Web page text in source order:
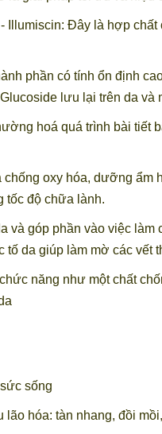
Illumiscin: Đây là hợp
phần có tính ổn định
lưu lại trên da
hoá quá trình bài
oxy hóa, dưỡng
tốc độ chữa lành.
và góp phần vào việc
da giúp làm mờ các vết
năng như một chất
sống
lão hóa: tàn nhang, đồi